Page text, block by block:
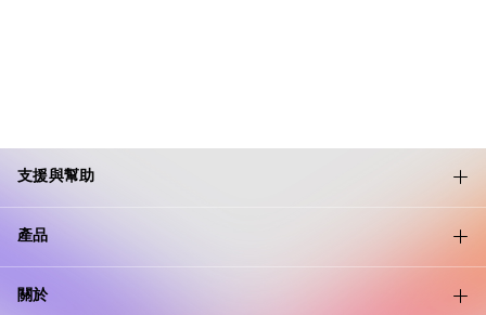
支援與幫助
產品
關於